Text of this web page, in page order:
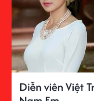
Diễn viên Việt